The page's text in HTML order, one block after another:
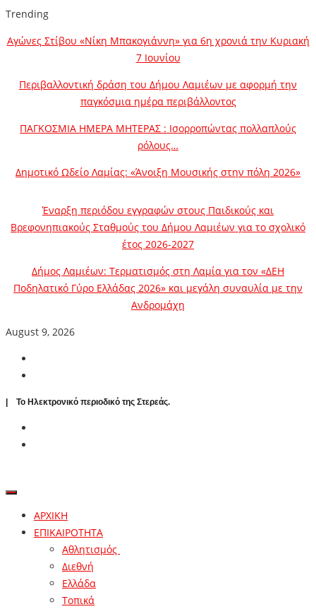
Trending
Αγώνες Στίβου «Νίκη Μπακογιάννη» για 6η χρονιά την Κυριακή
7 Ιουνίου
Περιβαλλοντική δράση του Δήμου Λαμιέων με αφορμή την
παγκόσμια ημέρα περιβάλλοντος
ΠΑΓΚΟΣΜΙΑ ΗΜΕΡΑ ΜΗΤΕΡΑΣ : Ισορροπώντας πολλαπλούς
ρόλους…
Δημοτικό Ωδείο Λαμίας: «Άνοιξη Μουσικής στην πόλη 2026»
Έναρξη περιόδου εγγραφών στους Παιδικούς και
Βρεφονηπιακούς Σταθμούς του Δήμου Λαμιέων για το σχολικό
έτος 2026-2027
Δήμος Λαμιέων: Τερματισμός στη Λαμία για τον «ΔΕΗ
Ποδηλατικό Γύρο Ελλάδας 2026» και μεγάλη συναυλία με την
Ανδρομάχη
August 9, 2026
| To Ηλεκτρονικό περιοδικό της Στερεάς.
ΑΡΧΙΚΗ
ΕΠΙΚΑΙΡΟΤΗΤΑ
Αθλητισμός
Διεθνή
Ελλάδα
Τοπικά